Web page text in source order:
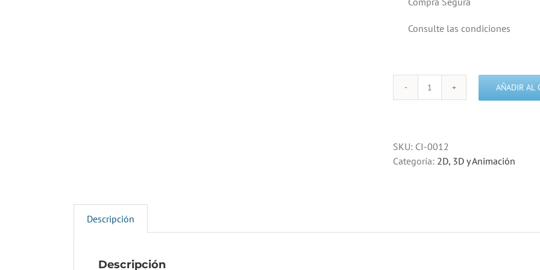
Consulte las condiciones
Diseño
3d
cantidad
AÑADIR AL
SKU: CI-0012
Categoría: 2D, 3D y Animación
Descripción
Descripción